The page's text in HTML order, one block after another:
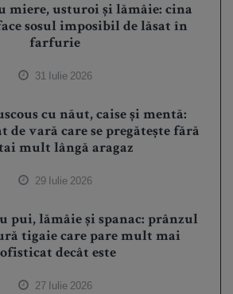
miere, usturoi și lămâie: cina
sosul imposibil de lăsat în
farfurie
31 Iulie 2026
cu năut, caise și mentă:
de vară care se pregătește fără
mult lângă aragaz
29 Iulie 2026
pui, lămâie și spanac: prânzul
tigaie care pare mult mai
decât este
27 Iulie 2026